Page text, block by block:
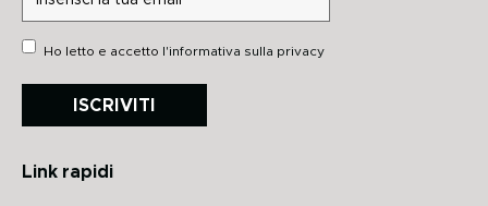
Ho letto e accetto l'informativa sulla privacy
ISCRIVITI
Link rapidi